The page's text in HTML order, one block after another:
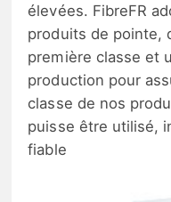
élevées. FibreFR
produits de pointe,
première classe et
production pour
classe de nos
puisse être utilisé,
fiable